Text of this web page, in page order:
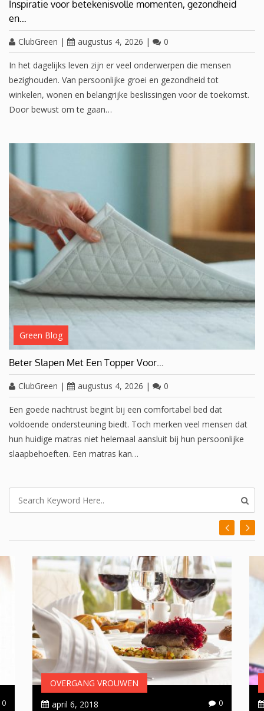
Inspiratie voor betekenisvolle momenten, gezondheid
en…
ClubGreen | augustus 4, 2026 | 0
In het dagelijks leven zijn er veel onderwerpen die mensen
bezighouden. Van persoonlijke groei en gezondheid tot
winkelen, wonen en belangrijke beslissingen voor de toekomst.
Door bewust om te gaan…
Green Blog
Beter Slapen Met Een Topper Voor…
ClubGreen | augustus 4, 2026 | 0
Een goede nachtrust begint bij een comfortabel bed dat
voldoende ondersteuning biedt. Toch merken veel mensen dat
hun huidige matras niet helemaal aansluit bij hun persoonlijke
slaapbehoeften. Een matras kan…
OVERGANG VROUWEN
april 6, 2018
0
0